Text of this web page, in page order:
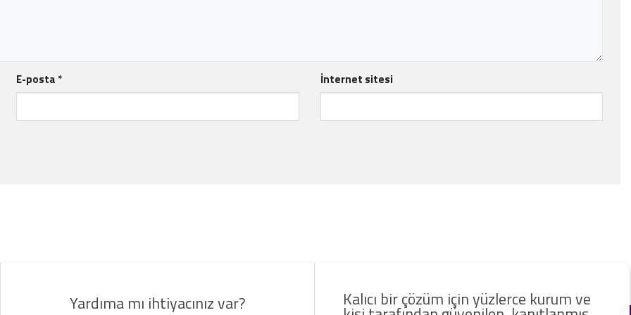
E-posta * İnternet sitesi
Yardıma mı ihtiyacınız var? Kalıcı bir çözüm için yüzlerce kurum ve